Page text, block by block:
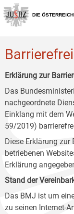
Zur
Hauptnavigation
[1]
Zum
Inhalt
[2]
Zum
Untermenü
[3]
DIE
Erklärung zur
Das
nachgeordnete
Einklang mit dem
59/2019)
Diese Erklärung
betriebenen
Erklärung
Stand der
Das BMJ ist um
zu seinen Internet-